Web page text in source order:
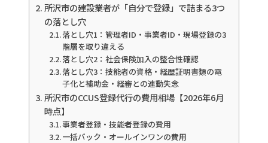
所沢市の建設業者が「自分で登録」で詰まる3つ
の落とし穴
落とし穴1：管理者ID・事業者ID・現場登録の3
階層を取り違える
落とし穴2：社会保険加入の整合性確認
落とし穴3：技能者の資格・経歴証明書類の電
子化と補助金・経審との連動失念
所沢市のCCUS登録代行の費用相場【2026年6月
時点】
事業者登録・技能者登録の費用
一括パック・オールインワンの費用